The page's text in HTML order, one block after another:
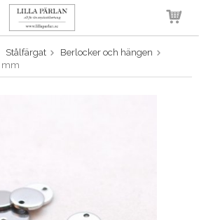
har blivit tillagd i
varukorgen
Stålfärgat
Berlocker och hängen
mm